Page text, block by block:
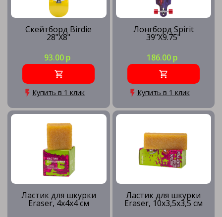
Скейтборд Birdie
28"X8"
93.00 р
Купить в 1 клик
Лонгборд Spirit
39"X9.75"
186.00 р
Купить в 1 клик
Ластик для шкурки
Eraser, 4х4х4 см
Ластик для шкурки
Eraser, 10х3,5х3,5 см